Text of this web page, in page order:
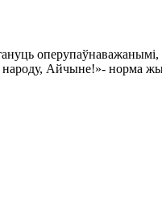
оперупаўнаважанымі,
народу, Айчыне!»- норма